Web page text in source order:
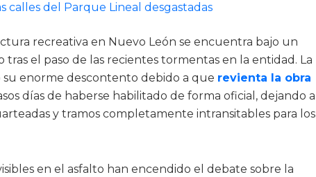
calles del Parque Lineal desgastadas
recreativa en Nuevo León se encuentra bajo un
el paso de las recientes tormentas en la entidad. La
su enorme descontento debido a que revienta la obra
días de haberse habilitado de forma oficial, dejando al
y tramos completamente intransitables para los
en el asfalto han encendido el debate sobre la